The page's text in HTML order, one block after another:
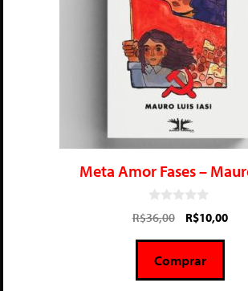
Meta Amor Fases –
0
d
5
R$36,00 R$10,00
Comprar